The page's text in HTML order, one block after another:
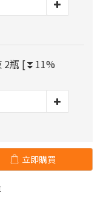
2瓶 [⏬11%
立即購買